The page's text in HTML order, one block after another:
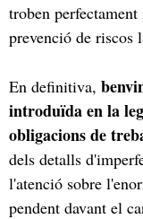
troben
prevenció de riscos
En definitiva,
introduïda en la
obligacions de
dels detalls
l'atenció sobre
pendent davant el